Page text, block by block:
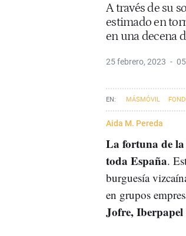
A través de su
estimado en
en una decena
25 febrero, 2023
MÁSMÓVIL
Aida M. Pereda
La fortuna de la
toda España.
burguesía
en grupos
Jofre, Iberpapel